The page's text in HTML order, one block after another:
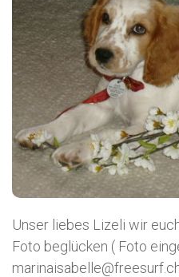
Unser liebes Lizeli wir
Foto beglücken ( Foto